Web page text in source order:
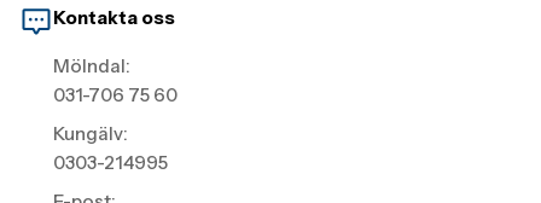
Kontakta oss
Mölndal:
031-706 75 60
Kungälv:
0303-214995